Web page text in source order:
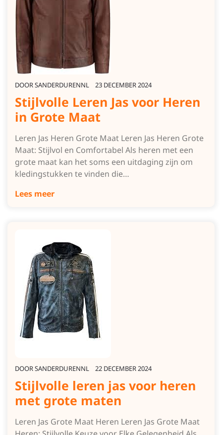
DOORSANDERDURENNL 23 DECEMBER 2024
Stijlvolle Leren Jas voor Heren
in Grote Maat
Leren Jas Heren Grote Maat Leren Jas Heren Grote
Maat: Stijlvol en Comfortabel Als heren met een
grote maat kan het soms een uitdaging zijn om
kledingstukken te vinden die…
Lees meer
DOORSANDERDURENNL 22 DECEMBER 2024
Stijlvolle leren jas voor heren
met grote maten
Leren Jas Grote Maat Heren Leren Jas Grote Maat